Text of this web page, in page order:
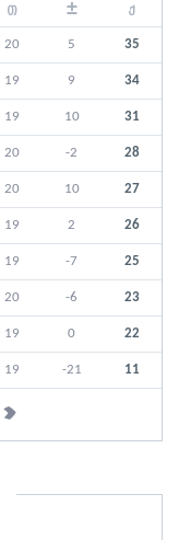
თ ± ქ
20 5 35
19 9 34
19 10 31
20 -2 28
20 10 27
19 2 26
19 -7 25
20 -6 23
19 0 22
19 -21 11